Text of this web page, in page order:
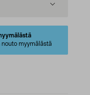
nouto myymälästä